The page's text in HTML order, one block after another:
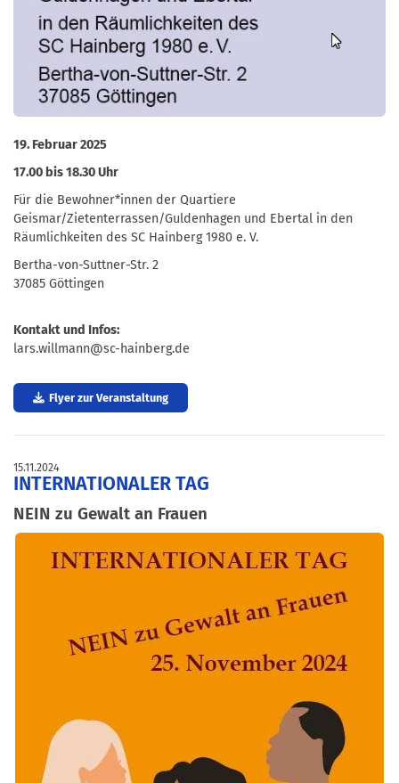
19. Februar 2025
17.00 bis 18.30 Uhr
Für die Bewohner*innen der Quartiere
Geismar/Zietenterrassen/Guldenhagen und Ebertal in den
Räumlichkeiten des SC Hainberg 1980 e. V.
Bertha-von-Suttner-Str. 2
37085 Göttingen
Kontakt und Infos:
lars.willmann@sc-hainberg.de
Flyer zur Veranstaltung
15.11.2024
INTERNATIONALER TAG
NEIN zu Gewalt an Frauen